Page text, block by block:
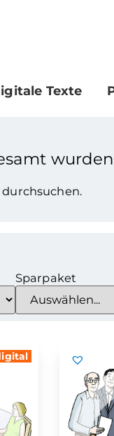
Texte
wurden
Sparpaket